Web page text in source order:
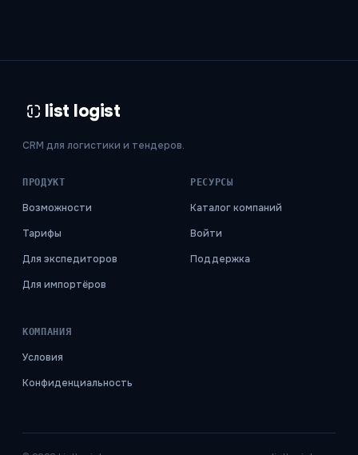
list logist
CRM для логистики и тендеров.
ПРОДУКТ
Возможности
Тарифы
Для экспедиторов
Для импортёров
РЕСУРСЫ
Каталог компаний
Войти
Поддержка
КОМПАНИЯ
Условия
Конфиденциальность